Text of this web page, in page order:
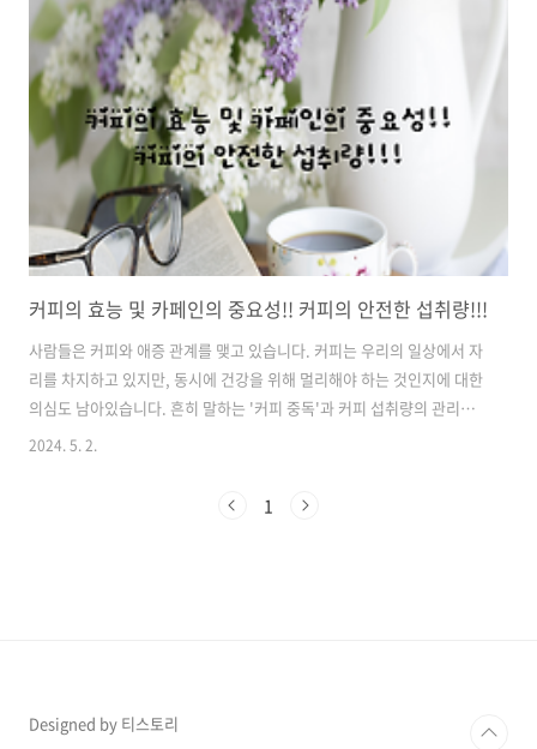
2. 만성 탈수의 다양한 증상과 여성의 취약성3. 음료 섭취로 인한 탈수의
함정4. 만성 탈수 예방을 위한 물 섭취의 중요성1. 만성 탈수의 은밀한
적: 갈증이 느껴지지 않는 이유탈수는 우리 몸에서 수분을 섭취하는 양보
다 배출하는 양이 더 많을 때 발생합니다. 특히 한여름 더위 속에서 시..
커피의 효능 및 카페인의 중요성!! 커피의 안전한 섭취량!!!
사람들은 커피와 애증 관계를 맺고 있습니다. 커피는 우리의 일상에서 자
리를 차지하고 있지만, 동시에 건강을 위해 멀리해야 하는 것인지에 대한
의심도 남아있습니다. 흔히 말하는 '커피 중독'과 커피 섭취량의 관리는
많은 사람들이 고민하는 문제입니다.한국인은 하루 평균 약 한 잔의 커피
인의 연간 커피 섭취량은 상당한 수준인 405잔에 달합니다. 이는 일평균
2024. 5. 2.
1
Designed by 티스토리